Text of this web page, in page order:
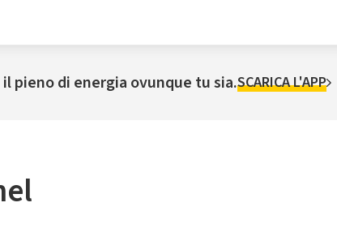
il pieno di energia ovunque tu sia.SCARICA L'APP